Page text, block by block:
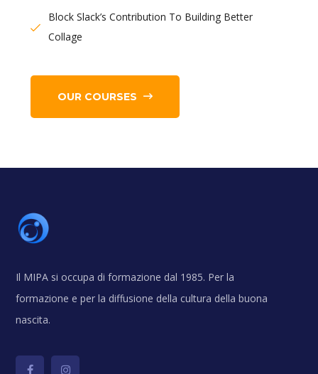
Block Slack’s Contribution To Building Better
Collage
OUR COURSES
Il MIPA si occupa di formazione dal 1985. Per la
formazione e per la diffusione della cultura della buona
nascita.